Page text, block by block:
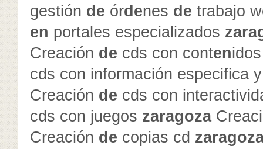
gestión de órdenes de trabajo
en portales especializados
Creación de cds con conten
cds con información especifica
Creación de cds con
cds con juegos zaragoza
Creación de copias cd